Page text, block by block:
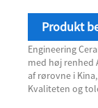
Produkt
Engineering
med høj
af rørovne i
Kvaliteten og